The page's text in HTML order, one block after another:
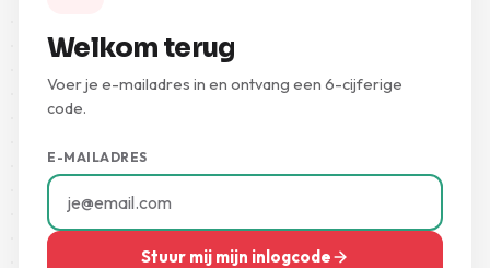
Welkom terug
Voer je e-mailadres in en ontvang een 6-cijferige
code.
E-MAILADRES
Stuur mij mijn inlogcode